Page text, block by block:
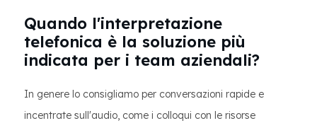
Quando l'interpretazione
telefonica è la soluzione più
indicata per i team aziendali?
In genere lo consigliamo per conversazioni rapide e
incentrate sull'audio, come i colloqui con le risorse